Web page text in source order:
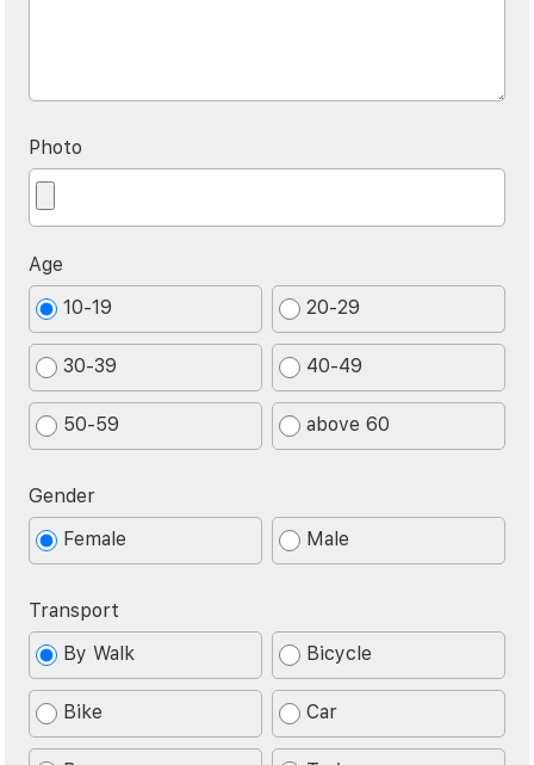
Photo
Age
10-19
20-29
30-39 40-49
50-59 above 60
Gender
Female
Male
Transport
By Walk
Bicycle
Bike Car